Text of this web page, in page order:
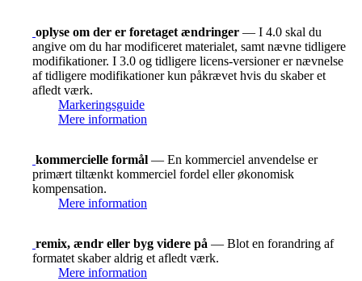
oplyse om der er foretaget ændringer — I 4.0 skal du
angive om du har modificeret materialet, samt nævne tidligere
modifikationer. I 3.0 og tidligere licens-versioner er nævnelse
af tidligere modifikationer kun påkrævet hvis du skaber et
afledt værk.
Markeringsguide
Mere information
kommercielle formål — En kommerciel anvendelse er
primært tiltænkt kommerciel fordel eller økonomisk
kompensation.
Mere information
remix, ændr eller byg videre på — Blot en forandring af
formatet skaber aldrig et afledt værk.
Mere information